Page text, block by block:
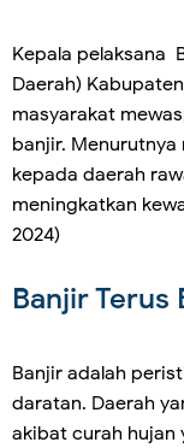
Kepala pelaksana
Daerah)
masyarakat
banjir. Menurutnya
kepada daerah
meningkatkan
2024)
Banjir Terus
Banjir adalah
daratan. Daerah
akibat curah hujan